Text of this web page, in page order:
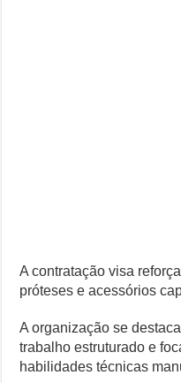
A contratação visa
próteses e acessórios
A organização se
trabalho estruturado e
habilidades técnicas